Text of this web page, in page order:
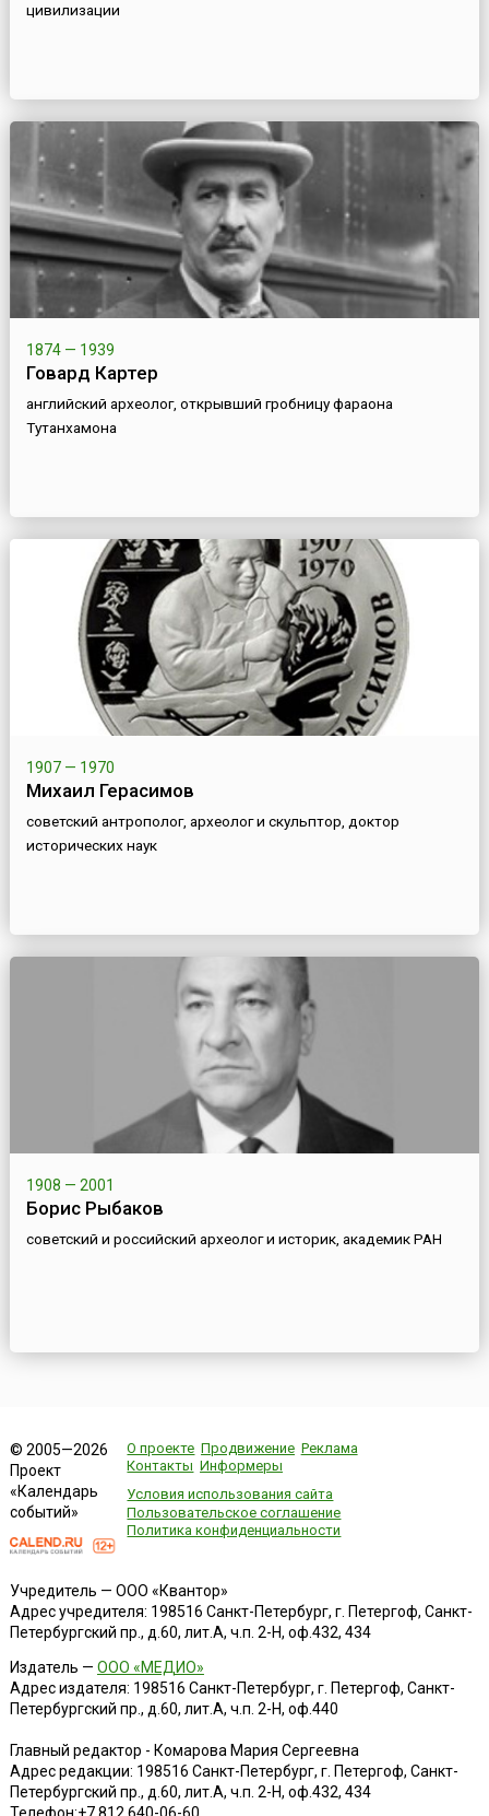
цивилизации
1874 — 1939
Говард Картер
английский археолог, открывший гробницу фараона
Тутанхамона
1907 — 1970
Михаил Герасимов
советский антрополог, археолог и скульптор, доктор
исторических наук
1908 — 2001
Борис Рыбаков
советский и российский археолог и историк, академик РАН
© 2005—2026
Проект
«Календарь
событий»
О проекте Продвижение Реклама
Контакты Информеры
Условия использования сайта
Пользовательское соглашение
Политика конфиденциальности
Учредитель — ООО «Квантор»
Адрес учредителя: 198516 Санкт-Петербург, г. Петергоф, Санкт-
Петербургский пр., д.60, лит.А, ч.п. 2-Н, оф.432, 434
Издатель — ООО «МЕДИО»
Адрес издателя: 198516 Санкт-Петербург, г. Петергоф, Санкт-
Петербургский пр., д.60, лит.А, ч.п. 2-Н, оф.440
Главный редактор - Комарова Мария Сергеевна
Адрес редакции: 198516 Санкт-Петербург, г. Петергоф, Санкт-
Петербургский пр., д.60, лит.А, ч.п. 2-Н, оф.432, 434
Телефон:+7 812 640-06-60